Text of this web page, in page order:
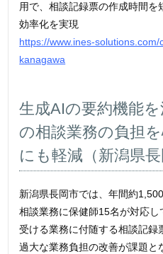
用で、相談記録票の作成時間
効率化を実現
https://www.ines-
kanagawa
生成AIの要約機能
の相談業務の負担
にも軽減（新潟県長
新潟県長岡市では、年間約
相談業務に保健師15名が対応
受ける業務に付随する相談記録
過大な業務負担の改善が課題と